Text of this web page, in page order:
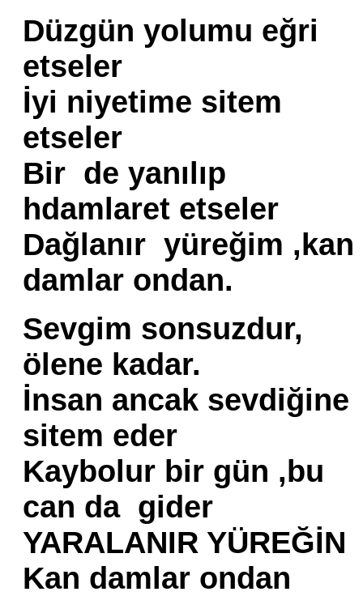
Düzgün yolumu eğri
etseler
İyi niyetime sitem
etseler
Bir de yanılıp
hdamlaret etseler
Dağlanır yüreğim ,kan
damlar ondan.
Sevgim sonsuzdur,
ölene kadar.
İnsan ancak sevdiğine
sitem eder
Kaybolur bir gün ,bu
can da gider
YARALANIR YÜREĞİN
Kan damlar ondan